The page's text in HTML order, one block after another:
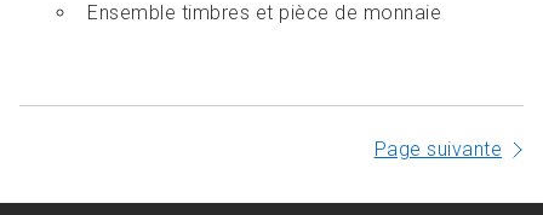
Ensemble timbres et pièce de monnaie
Page suivante